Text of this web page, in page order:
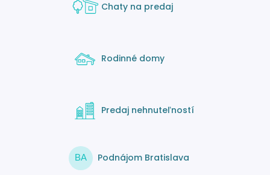
Chaty na predaj
Rodinné domy
Predaj nehnuteľností
BA Podnájom Bratislava